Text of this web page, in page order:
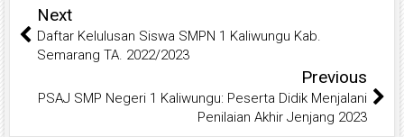
Next
Daftar Kelulusan Siswa SMPN 1 Kaliwungu Kab.
Semarang TA. 2022/2023
Previous
PSAJ SMP Negeri 1 Kaliwungu: Peserta Didik Menjalani
Penilaian Akhir Jenjang 2023